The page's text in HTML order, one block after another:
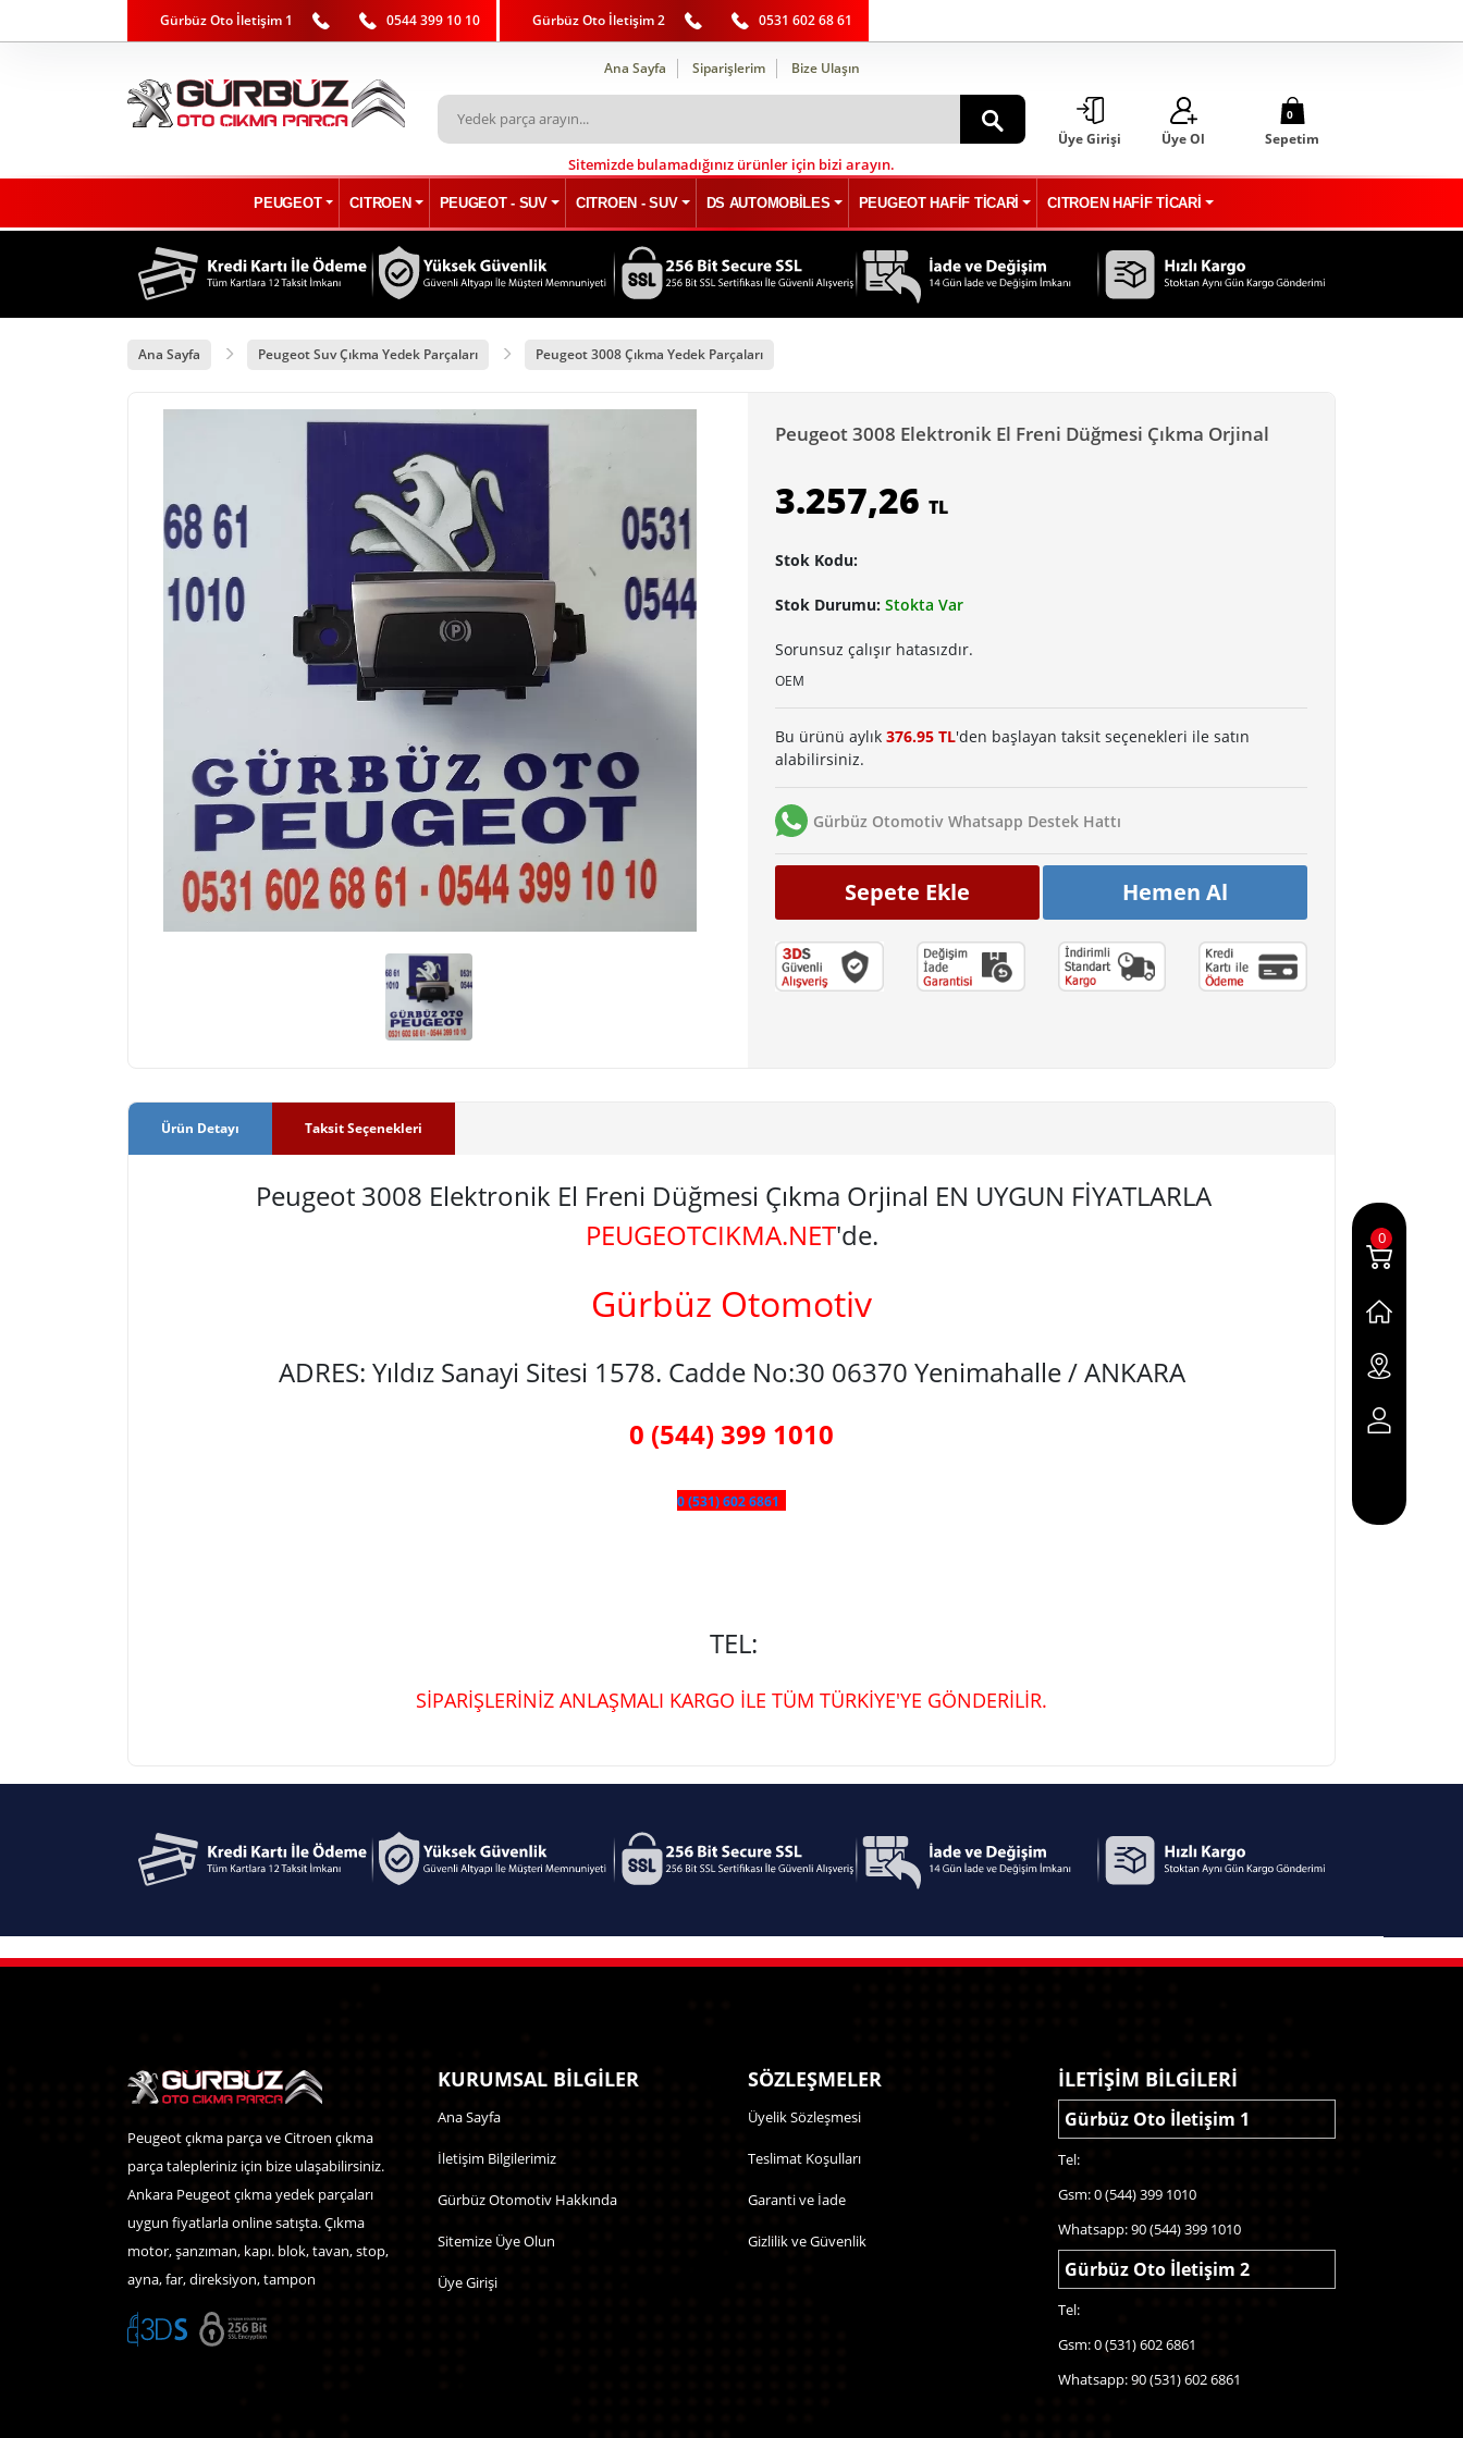
Gürbüz Oto İletişim 1 0544 399 10 10 Gürbüz Oto İletişim 2 0531 602 68 61
Ana Sayfa Siparişlerim Bize Ulaşın
Sitemizde bulamadığınız ürünler için bizi arayın.
Üye Girişi Üye Ol
0
Sepetim
PEUGEOT CITROEN PEUGEOT - SUV CITROEN - SUV DS AUTOMOBİLES PEUGEOT HAFİF TİCARİ CITROEN HAFİF TİCARİ
Ana Sayfa Peugeot Suv Çıkma Yedek Parçaları Peugeot 3008 Çıkma Yedek Parçaları
Peugeot 3008 Elektronik El Freni Düğmesi Çıkma Orjinal
3.257,26 TL
Stok Kodu:
Stok Durumu: Stokta Var
Sorunsuz çalışır hatasızdır.
OEM
Bu ürünü aylık 376.95 TL'den başlayan taksit seçenekleri ile satın
alabilirsiniz.
Gürbüz Otomotiv Whatsapp Destek Hattı
Sepete Ekle Hemen Al
Ürün Detayı Taksit Seçenekleri
Peugeot 3008 Elektronik El Freni Düğmesi Çıkma Orjinal EN UYGUN FİYATLARLA
PEUGEOTCIKMA.NET'de.
Gürbüz Otomotiv
ADRES: Yıldız Sanayi Sitesi 1578. Cadde No:30 06370 Yenimahalle / ANKARA
0 (544) 399 1010
0 (531) 602 6861
TEL:
SİPARİŞLERİNİZ ANLAŞMALI KARGO İLE TÜM TÜRKİYE'YE GÖNDERİLİR.
0
Peugeot çıkma parça ve Citroen çıkma
parça talepleriniz için bize ulaşabilirsiniz.
Ankara Peugeot çıkma yedek parçaları
uygun fiyatlarla online satışta. Çıkma
motor, şanzıman, kapı. blok, tavan, stop,
ayna, far, direksiyon, tampon
KURUMSAL BİLGİLER
Ana Sayfa
İletişim Bilgilerimiz
Gürbüz Otomotiv Hakkında
Sitemize Üye Olun
Üye Girişi
SÖZLEŞMELER
Üyelik Sözleşmesi
Teslimat Koşulları
Garanti ve İade
Gizlilik ve Güvenlik
İLETİŞİM BİLGİLERİ
Gürbüz Oto İletişim 1
Tel:
Gsm: 0 (544) 399 1010
Whatsapp: 90 (544) 399 1010
Gürbüz Oto İletişim 2
Tel:
Gsm: 0 (531) 602 6861
Whatsapp: 90 (531) 602 6861